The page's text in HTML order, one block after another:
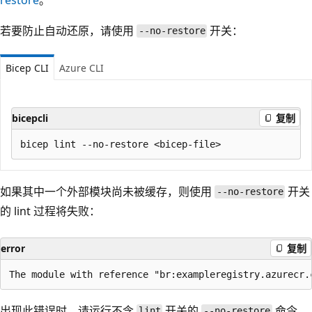
若要防止自动还原，请使用
--no-restore 开关：
Bicep CLI Azure CLI
bicepcli 复制
如果其中一个外部模块尚未被缓存，则使用 --no-restore 开关
的 lint 过程将失败：
error 复制